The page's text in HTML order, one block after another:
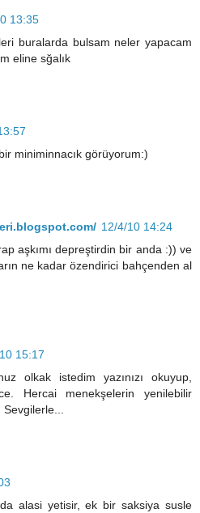
13:35
buralarda bulsam neler yapacam
eline sğalık
miniminnacık görüyorum:)
12/4/10 14:24
aşkımı depreştirdin bir anda :)) ve
ne kadar özendirici bahçenden al
15:17
olkak istedim yazınızı okuyup,
Hercai menekşelerin yenilebilir
alasi yetisir, ek bir saksiya susle